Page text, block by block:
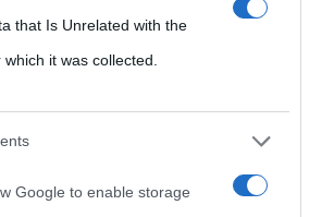
that Is Unrelated with the
it was collected.
Google to enable storage
sito Biografieonline © 2012-2025 •